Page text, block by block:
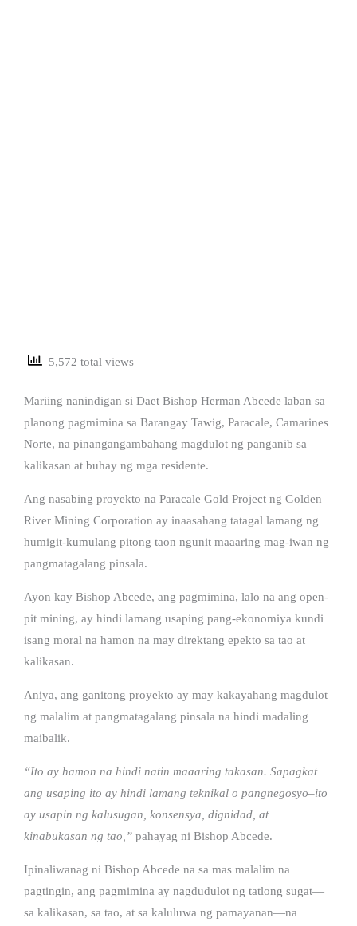
5,572 total views
Mariing nanindigan si Daet Bishop Herman Abcede laban sa
planong pagmimina sa Barangay Tawig, Paracale, Camarines
Norte, na pinangangambahang magdulot ng panganib sa
kalikasan at buhay ng mga residente.
Ang nasabing proyekto na Paracale Gold Project ng Golden
River Mining Corporation ay inaasahang tatagal lamang ng
humigit-kumulang pitong taon ngunit maaaring mag-iwan ng
pangmatagalang pinsala.
Ayon kay Bishop Abcede, ang pagmimina, lalo na ang open-
pit mining, ay hindi lamang usaping pang-ekonomiya kundi
isang moral na hamon na may direktang epekto sa tao at
kalikasan.
Aniya, ang ganitong proyekto ay may kakayahang magdulot
ng malalim at pangmatagalang pinsala na hindi madaling
maibalik.
“Ito ay hamon na hindi natin maaaring takasan. Sapagkat
ang usaping ito ay hindi lamang teknikal o pangnegosyo–ito
ay usapin ng kalusugan, konsensya, dignidad, at
kinabukasan ng tao,” pahayag ni Bishop Abcede.
Ipinaliwanag ni Bishop Abcede na sa mas malalim na
pagtingin, ang pagmimina ay nagdudulot ng tatlong sugat—
sa kalikasan, sa tao, at sa kaluluwa ng pamayanan—na